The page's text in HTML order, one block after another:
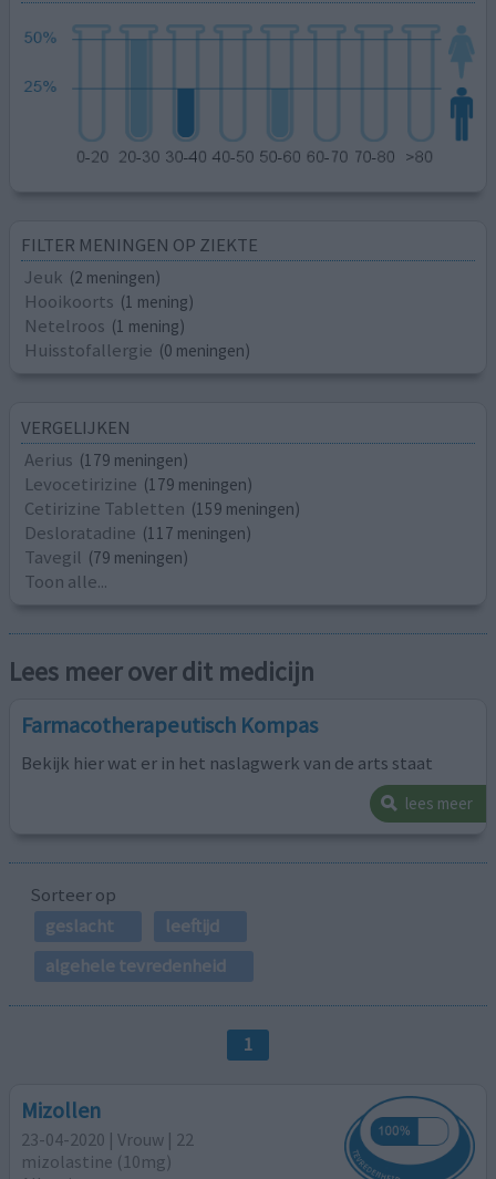
FILTER MENINGEN OP ZIEKTE
Jeuk (2 meningen)
Hooikoorts (1 mening)
Netelroos (1 mening)
Huisstofallergie (0 meningen)
VERGELIJKEN
Aerius (179 meningen)
Levocetirizine (179 meningen)
Cetirizine Tabletten (159 meningen)
Desloratadine (117 meningen)
Tavegil (79 meningen)
Toon alle...
Lees meer over dit medicijn
Farmacotherapeutisch Kompas
Bekijk hier wat er in het naslagwerk van de arts staat
lees meer
Sorteer op
geslacht
leeftijd
algehele tevredenheid
1
Mizollen
23-04-2020 | Vrouw | 22
mizolastine (10mg)